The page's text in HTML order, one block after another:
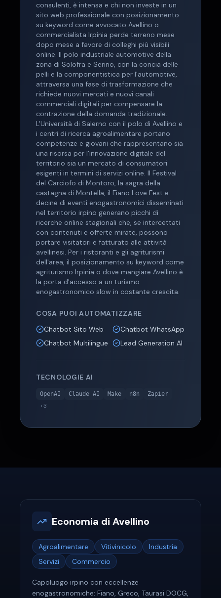
consulenti, è intensa e chi non investe in un
sito web professionale con posizionamento
su keyword come avvocato Avellino o
commercialista Irpinia perde terreno mese
dopo mese a favore di colleghi più visibili
online. Il polo industriale automotive della
zona di Solofra e Serino, con la concia delle
pelli e la componentistica per l'automotive,
attraversa una fase di trasformazione che
richiede nuovi mercati e nuovi canali
commerciali digitali per compensare la
contrazione della domanda tradizionale.
L'Università di Salerno con il polo di Avellino e
i centri di ricerca agroalimentare portano
competenze e giovani che rappresentano sia
una risorsa per l'innovazione digitale del
territorio sia un mercato di consumatori
esigenti in termini di servizi online. Il Festival
del Carciofo di Montoro, la sagra della
castagna di Montella, il Fiano Love Fest e
decine di eventi enogastronomici disseminati
nel territorio irpino generano picchi di
ricerche online stagionali che, se intercettati
con contenuti e offerte mirate, possono
portare visitatori e fatturato alle attività
avellinesi. Per i ristoranti e gli agriturismi
dell'area, il posizionamento su keyword come
agriturismo Irpinia o dove mangiare Avellino è
la porta d'accesso a un turismo
enogastronomico slow in costante crescita.
COSA PUOI AUTOMATIZZARE
Chatbot Sito Web
Chatbot WhatsApp
Chatbot Multilingue
Lead Generation AI
TECNOLOGIE AI
OpenAI Claude AI Make n8n Zapier
+3
Economia di Avellino
Agroalimentare Vitivinicolo
Industria
Servizi
Commercio
Capoluogo irpino con eccellenze
enogastronomiche: Fiano, Greco, Taurasi DOCG,